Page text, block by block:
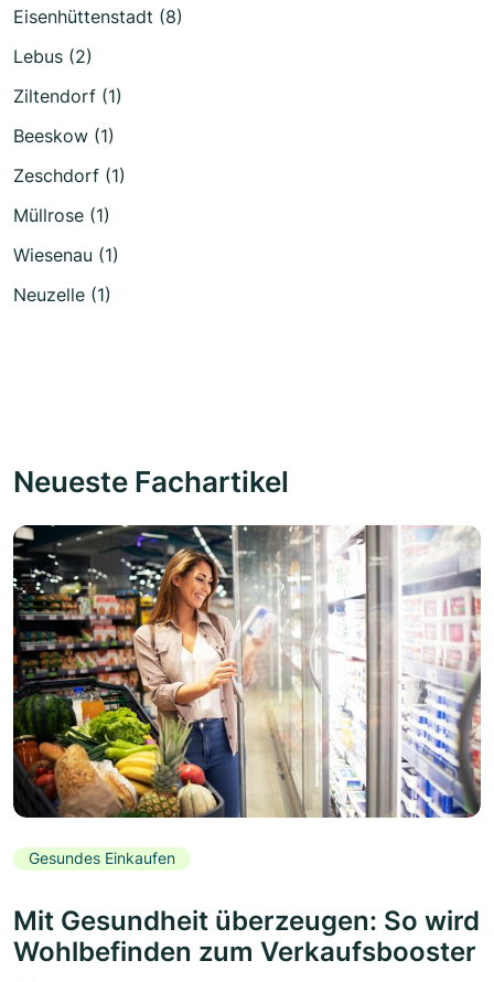
Eisenhüttenstadt (8)
Lebus (2)
Ziltendorf (1)
Beeskow (1)
Zeschdorf (1)
Müllrose (1)
Wiesenau (1)
Neuzelle (1)
Neueste Fachartikel
Gesundes Einkaufen
Mit Gesundheit überzeugen: So wird
Wohlbefinden zum Verkaufsbooster